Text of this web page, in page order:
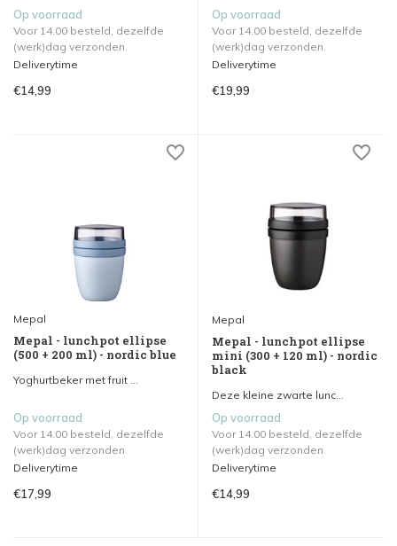
Op voorraad
Voor 14.00 besteld, dezelfde
(werk)dag verzonden.
Deliverytime
€14,99
Op voorraad
Voor 14.00 besteld, dezelfde
(werk)dag verzonden.
Deliverytime
€19,99
Mepal
Mepal - lunchpot ellipse
(500 + 200 ml) - nordic blue
Yoghurtbeker met fruit ...
Op voorraad
Voor 14.00 besteld, dezelfde
(werk)dag verzonden.
Deliverytime
€17,99
Mepal
Mepal - lunchpot ellipse
mini (300 + 120 ml) - nordic
black
Deze kleine zwarte lunc...
Op voorraad
Voor 14.00 besteld, dezelfde
(werk)dag verzonden.
Deliverytime
€14,99